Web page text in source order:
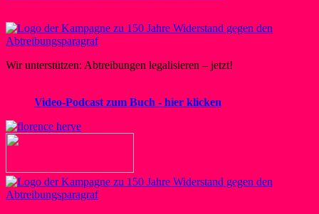
Wir unterstützen: Abtreibungen legalisieren – jetzt!
Video-Podcast zum Buch - hier klicken